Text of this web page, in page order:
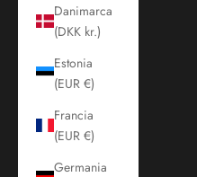
Danimarca
(DKK kr.)
Estonia
(EUR €)
Francia
(EUR €)
Germania